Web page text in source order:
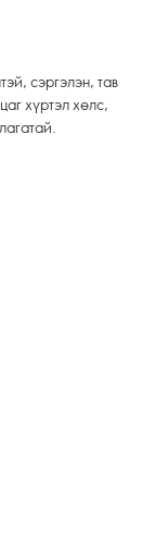
сэргэлэн, тав
хүртэл хөлс,